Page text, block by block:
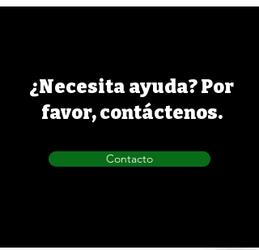
¿Necesita ayuda? Por
favor, contáctenos.
Contacto